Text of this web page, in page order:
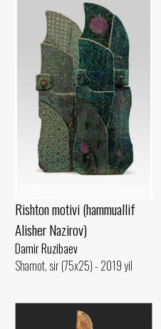
Rishton motivi (hammuallif
Alisher Nazirov)
Damir Ruzibaev
Shamot, sir (75x25) - 2019 yil